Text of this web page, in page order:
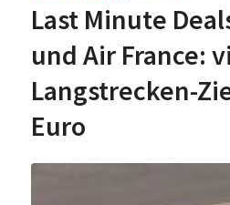
Last Minute
und Air France:
Langstrecken-
Euro